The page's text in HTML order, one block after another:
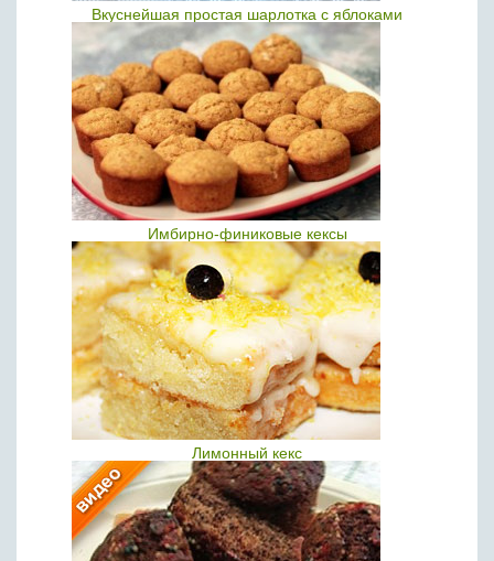
Вкуснейшая простая шарлотка с яблоками
Имбирно-финиковые кексы
Лимонный кекс